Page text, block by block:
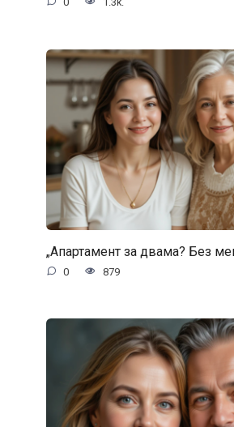
„Апартамент за двама? Без
0 879